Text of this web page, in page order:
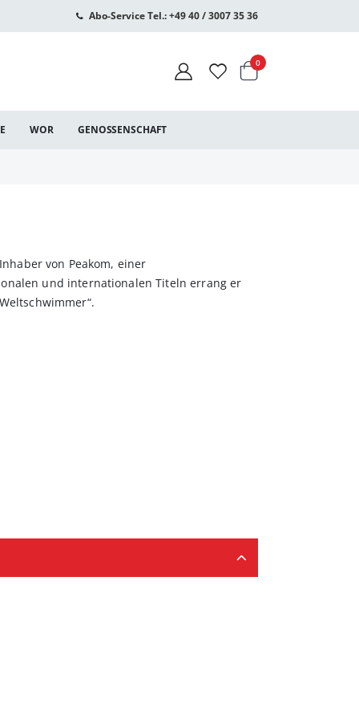
Abo-Service Tel.: +49 40 / 3007 35 36
Warenkorb
0Artikel
WOR GENOSSENSCHAFT
von Peakom, einer
und internationalen Titeln errang er